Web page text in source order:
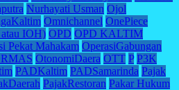
Nurhayati Usman Ojol
Omnichannel OnePiece
IOH) OPD OPD KALTIM
Pekat Mahakam OperasiGabungan
OtonomiDaera OTT P P3K
PADKaltim PADSamarinda Pajak
PajakRestoran Pakar Hukum